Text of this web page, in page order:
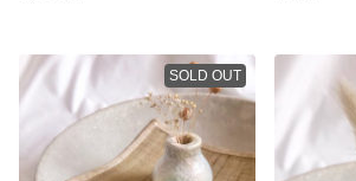
SOLD OUT